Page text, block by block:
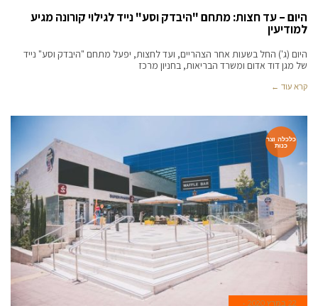
היום – עד חצות: מתחם "היבדק וסע" נייד לגילוי קורונה מגיע
למודיעין
היום (ג') החל בשעות אחר הצהריים, ועד לחצות, יפעל מתחם "היבדק וסע" נייד
של מגן דוד אדום ומשרד הבריאות, בחניון מרכז
קרא עוד ←
כלכלה וצר
כנות
22 במרץ 2020